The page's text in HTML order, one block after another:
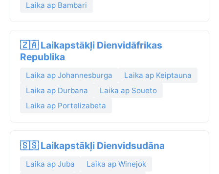
Laika ap Bambari
🇿🇦 Laikapstākļi Dienvidāfrikas
Republika
Laika ap Johannesburga
Laika ap Keiptauna
Laika ap Durbana
Laika ap Soueto
Laika ap Portelizabeta
🇸🇸 Laikapstākļi Dienvidsudāna
Laika ap Juba
Laika ap Winejok